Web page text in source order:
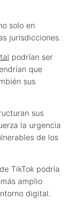
solo en
jurisdicciones.
podrían ser
que
sus
sus
la urgencia
de los
TikTok podría
amplio
digital.